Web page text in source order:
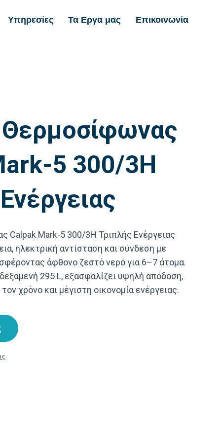
Υπηρεσίες Τα Εργα μας Επικοινωνία
5 300/3H
Calpak Mark-5 300/3H Τριπλής Ενέργειας
ηλεκτρική αντίσταση και σύνδεση με
άφθονο ζεστό νερό για 6–7 άτομα.
295 L, εξασφαλίζει υψηλή απόδοση,
χρόνο και μέγιστη οικονομία ενέργειας.